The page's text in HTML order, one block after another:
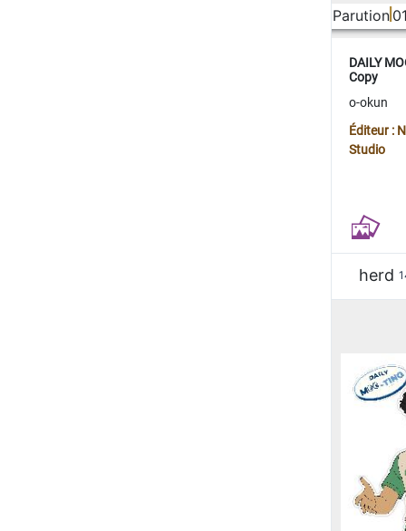
Parution
DAILY
Copy
o-okun
Éditeur :
Studio
herd